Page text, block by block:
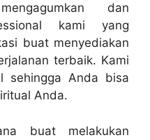
dan
kami yang
buat menyediakan
terbaik. Kami
sehingga Anda bisa
Anda.
buat melakukan